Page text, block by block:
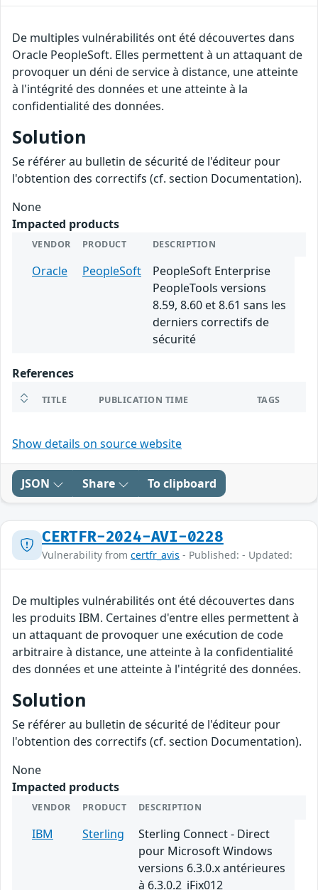
De multiples vulnérabilités ont été découvertes dans
Oracle PeopleSoft. Elles permettent à un attaquant de
provoquer un déni de service à distance, une atteinte
à l'intégrité des données et une atteinte à la
confidentialité des données.
Solution
Se référer au bulletin de sécurité de l'éditeur pour
l'obtention des correctifs (cf. section Documentation).
None
Impacted products
VENDOR PRODUCT DESCRIPTION
Oracle PeopleSoft
PeopleSoft Enterprise
PeopleTools versions
8.59, 8.60 et 8.61 sans les
derniers correctifs de
sécurité
References
TITLE PUBLICATION TIME TAGS
Show details on source website
JSON Share To clipboard
CERTFR-2024-AVI-0228
Vulnerability from certfr_avis - Published: - Updated:
De multiples vulnérabilités ont été découvertes dans
les produits IBM. Certaines d'entre elles permettent à
un attaquant de provoquer une exécution de code
arbitraire à distance, une atteinte à la confidentialité
des données et une atteinte à l'intégrité des données.
Solution
Se référer au bulletin de sécurité de l'éditeur pour
l'obtention des correctifs (cf. section Documentation).
None
Impacted products
VENDOR PRODUCT DESCRIPTION
IBM Sterling
Sterling Connect - Direct
pour Microsoft Windows
versions 6.3.0.x antérieures
à 6.3.0.2_iFix012